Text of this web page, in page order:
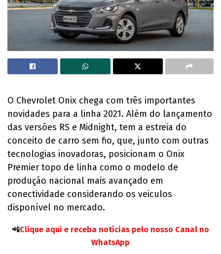
O Chevrolet Onix chega com três importantes
novidades para a linha 2021. Além do lançamento
das versões RS e Midnight, tem a estreia do
conceito de carro sem fio, que, junto com outras
tecnologias inovadoras, posicionam o Onix
Premier topo de linha como o modelo de
produção nacional mais avançado em
conectividade considerando os veiculos
disponível no mercado.
📲Clique aqui e receba notícias pelo nosso Canal no
WhatsApp